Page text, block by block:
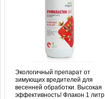
Экологичный препарат от
зимующих вредителей для
весенней обработки. Высокая
эффективность! Флакон 1 литр.